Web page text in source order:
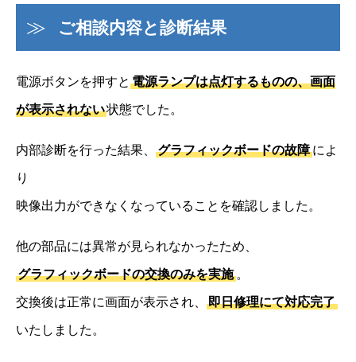
ご相談内容と診断結果
電源ボタンを押すと 電源ランプは点灯するものの、画面
が表示されない状態でした。
内部診断を行った結果、 グラフィックボードの故障によ
り
映像出力ができなくなっていることを確認しました。
他の部品には異常が見られなかったため、
グラフィックボードの交換のみを実施。
交換後は正常に画面が表示され、
即日修理にて対応完了
いたしました。